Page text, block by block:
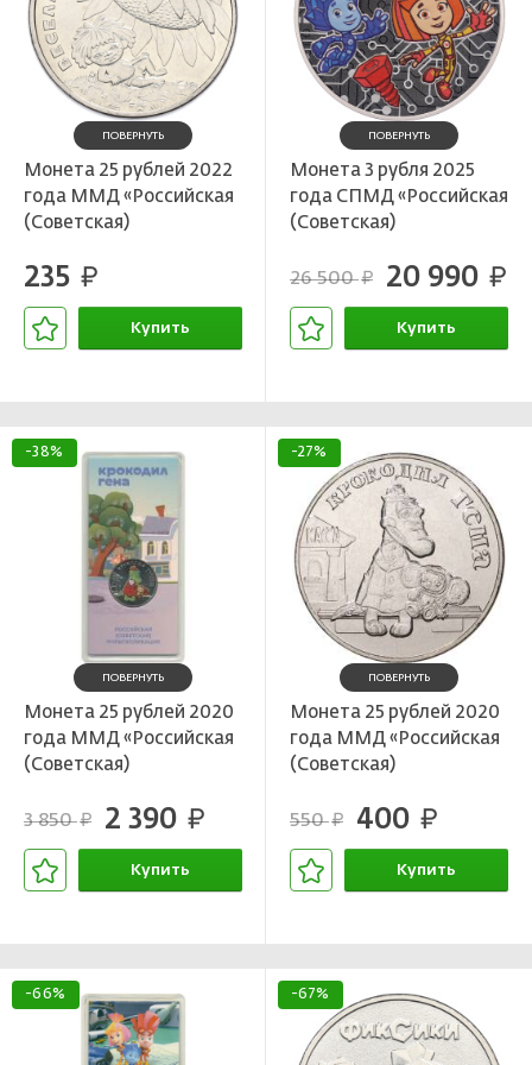
ПОВЕРНУТЬ
Монета 25 рублей 2022
года ММД «Российская
(Советская)
Веселая Карусель
235 руб.
Купить
ПОВЕРНУТЬ
Монета 3 рубля 2025
года СПМД «Российская
(Советская)
Фиксики»
26 500руб. 20 990 руб.
Купить
-38%
ПОВЕРНУТЬ
Монета 25 рублей 2020
года ММД «Российская
(Советская)
Крокодил Гена»
3 850руб. 2 390 руб.
Купить
-27%
ПОВЕРНУТЬ
Монета 25 рублей 2020
года ММД «Российская
(Советская)
Крокодил Гена»
550руб. 400 руб.
Купить
-66% -67%